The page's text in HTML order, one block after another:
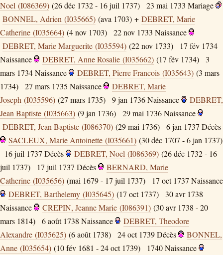
Noel (I086369) (26 déc 1732 - 16 juil 1737) 23 mai 1733 Mariage
BONNEL, Adrien (I035665) (ava 1703) + DEBRET, Marie
Catherine (I035664) (4 nov 1703) 22 nov 1733 Naissance
DEBRET, Marie Marguerite (I035594) (22 nov 1733)
17 fév 1734
Naissance
DEBRET, Anne Rosalie (I035662) (17 fév 1734)
3
mars 1734Naissance DEBRET, Pierre Francois (I035643) (3 mars
1734)
27 mars 1735 Naissance
DEBRET, Marie
Joseph (I035596) (27 mars 1735) 9 jan 1736Naissance
DEBRET,
Jean Baptiste (I035663) (9 jan 1736) 29 mai 1736Naissance
DEBRET, Jean Baptiste (I086370) (29 mai 1736) 6 jan 1737 Décès
SACLEUX, Marie Antoinette (I035661) (30 déc 1707 - 6 jan 1737)
16 juil 1737 Décès DEBRET, Noel (I086369) (26 déc 1732 - 16
juil 1737)
17 juil 1737 Décès
BERNARD, Marie
Catherine (I035656) (mai 1679 - 17 juil 1737) 17 oct 1737 Naissance
DEBRET, Barthelemy (I035645) (17 oct 1737)
30 avr 1738
Naissance
CREPIN, Jeanne Marie (I086391) (30 avr 1738 - 20
mars 1814)
6 août 1738 Naissance
DEBRET, Theodore
Alexandre (I035625) (6 août 1738) 24 oct 1739Décès
BONNEL,
Anne (I035654) (10 fév 1681 - 24 oct 1739) 1740Naissance